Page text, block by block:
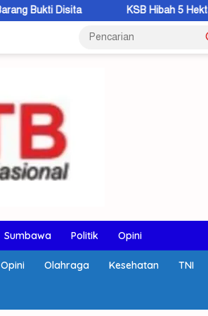
KSB Hibah 5 Hektar Lahan, Bupati:
Sumbawa Politik Opini
Opini Olahraga Kesehatan TNI